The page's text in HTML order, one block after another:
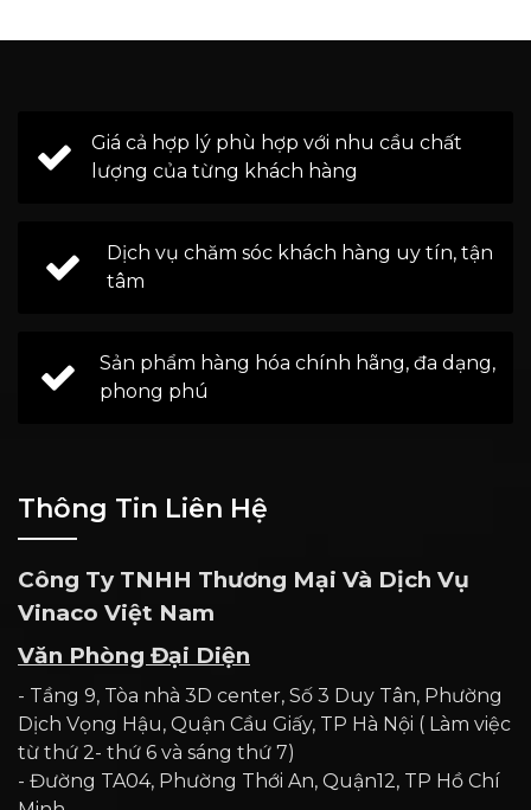
Giá cả hợp lý phù hợp với nhu cầu chất
lượng của từng khách hàng
Dịch vụ chăm sóc khách hàng uy tín, tận
tâm
Sản phẩm hàng hóa chính hãng, đa dạng,
phong phú
Thông Tin Liên Hệ
Công Ty TNHH Thương Mại Và Dịch Vụ
Vinaco Việt Nam
Văn Phòng Đại Diện
- Tầng 9, Tòa nhà 3D center, Số 3 Duy Tân, Phường
Dịch Vọng Hậu, Quận Cầu Giấy, TP Hà Nội ( Làm việc
từ thứ 2- thứ 6 và sáng thứ 7)
- Đường TA04, Phường Thới An, Quận12, TP Hồ Chí